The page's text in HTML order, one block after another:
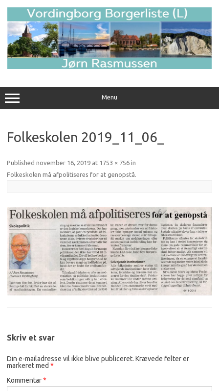
Menu
Folkeskolen 2019_11_06_
Published november 16, 2019 at 1753 × 756 in
Folkeskolen må afpolitiseres for at genopstå.
Skriv et svar
Din e-mailadresse vil ikke blive publiceret. Krævede felter er
markeret med *
Kommentar*